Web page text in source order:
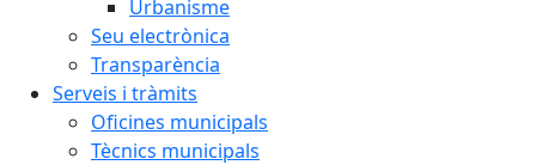
Urbanisme
Seu electrònica
Transparència
Serveis i tràmits
Oficines municipals
Tècnics municipals